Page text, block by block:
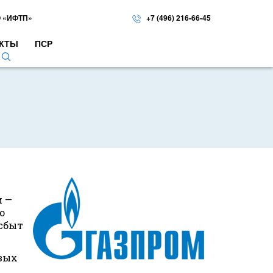
«ИФТП» +7 (496) 216-66-45
ПСР
—